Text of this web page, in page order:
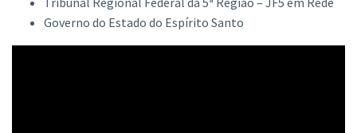
Governo do Estado do Espírito Santo